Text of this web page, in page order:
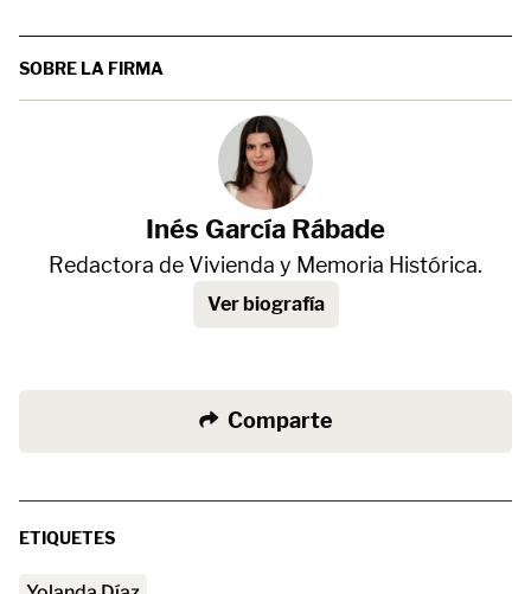
SOBRE LA FIRMA
Inés García Rábade
Redactora de Vivienda y Memoria Histórica.
Ver biografía
Comparte
ETIQUETES